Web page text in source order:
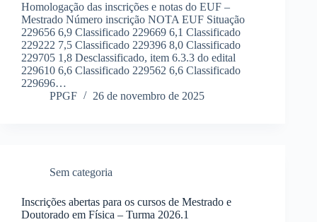
Homologação das inscrições e notas do EUF –
Mestrado Número inscrição NOTA EUF Situação
229656 6,9 Classificado 229669 6,1 Classificado
229222 7,5 Classificado 229396 8,0 Classificado
229705 1,8 Desclassificado, item 6.3.3 do edital
229610 6,6 Classificado 229562 6,6 Classificado
229696…
PPGF
26 de novembro de 2025
Sem categoria
Inscrições abertas para os cursos de Mestrado e
Doutorado em Física – Turma 2026.1